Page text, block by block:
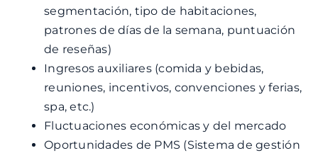
segmentación, tipo de habitaciones,
patrones de días de la semana, puntuación
de reseñas)
Ingresos auxiliares (comida y bebidas,
reuniones, incentivos, convenciones y ferias,
spa, etc.)
Fluctuaciones económicas y del mercado
Oportunidades de PMS (Sistema de gestión